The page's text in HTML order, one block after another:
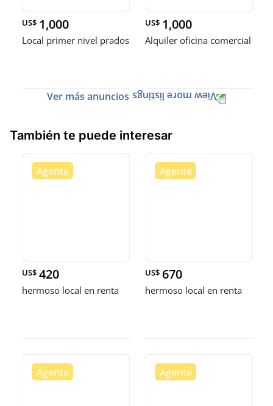
US$ 1,000
Local primer nivel prados
US$ 1,000
Alquiler oficina comercial
Ver más anuncios
También te puede interesar
US$ 420
hermoso local en renta
US$ 670
hermoso local en renta